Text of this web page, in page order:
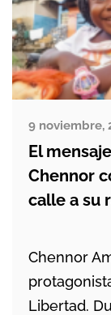
9 noviembre,
El
Chennor
calle a su
Chennor
Libertad.